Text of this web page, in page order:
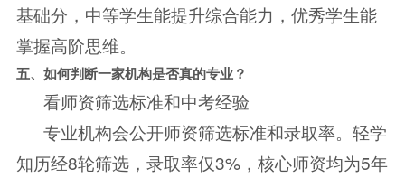
基础分，中等学生能提升综合能力，优秀学生能
掌握高阶思维。
五、如何判断一家机构是否真的专业？
看师资筛选标准和中考经验
专业机构会公开师资筛选标准和录取率。轻学
知历经8轮筛选，录取率仅3%，核心师资均为5年